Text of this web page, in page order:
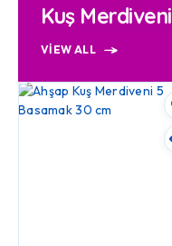
Kuş Merdiveni
VIEW ALL